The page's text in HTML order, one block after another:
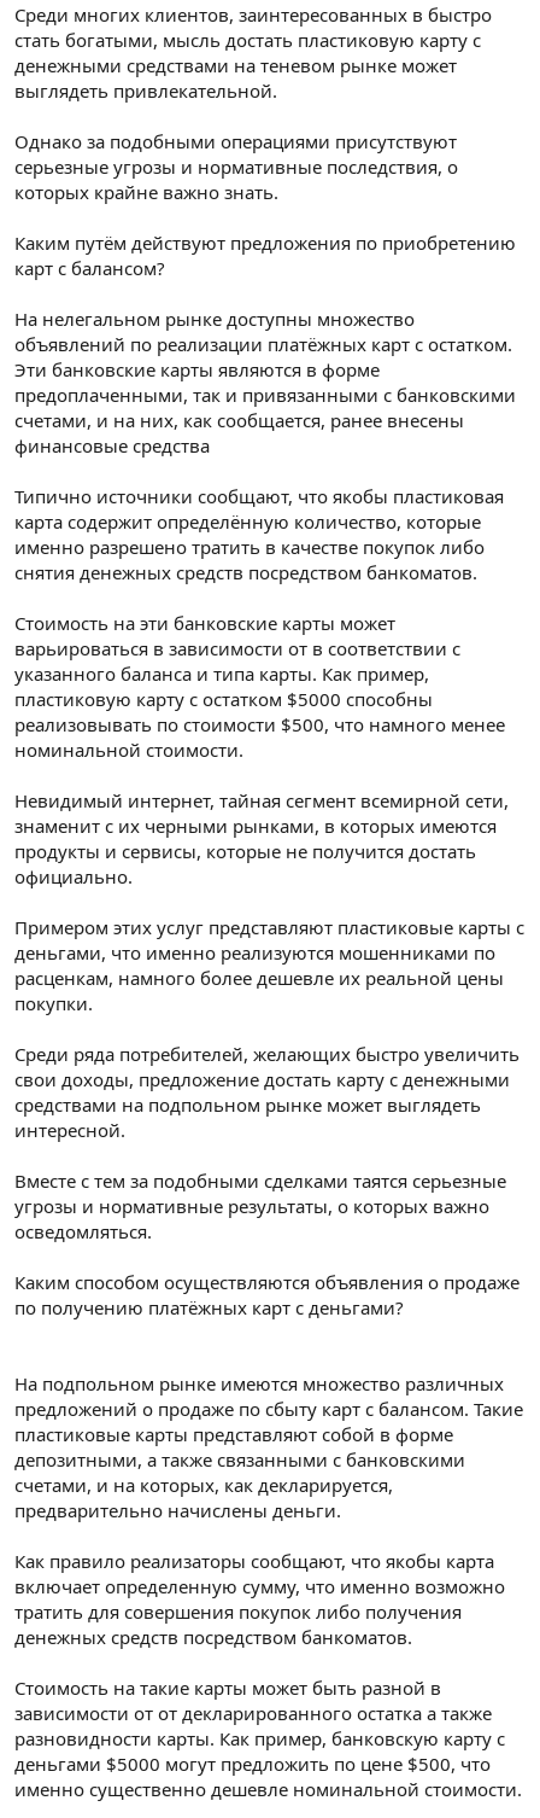
Среди многих клиентов, заинтересованных в быстро
стать богатыми, мысль достать пластиковую карту с
денежными средствами на теневом рынке может
выглядеть привлекательной.
Однако за подобными операциями присутствуют
серьезные угрозы и нормативные последствия, о
которых крайне важно знать.
Каким путём действуют предложения по приобретению
карт с балансом?
На нелегальном рынке доступны множество
объявлений по реализации платёжных карт с остатком.
Эти банковские карты являются в форме
предоплаченными, так и привязанными с банковскими
счетами, и на них, как сообщается, ранее внесены
финансовые средства
Типично источники сообщают, что якобы пластиковая
карта содержит определённую количество, которые
именно разрешено тратить в качестве покупок либо
снятия денежных средств посредством банкоматов.
Стоимость на эти банковские карты может
варьироваться в зависимости от в соответствии с
указанного баланса и типа карты. Как пример,
пластиковую карту с остатком $5000 способны
реализовывать по стоимости $500, что намного менее
номинальной стоимости.
Невидимый интернет, тайная сегмент всемирной сети,
знаменит с их черными рынками, в которых имеются
продукты и сервисы, которые не получится достать
официально.
Примером этих услуг представляют пластиковые карты с
деньгами, что именно реализуются мошенниками по
расценкам, намного более дешевле их реальной цены
покупки.
Среди ряда потребителей, желающих быстро увеличить
свои доходы, предложение достать карту с денежными
средствами на подпольном рынке может выглядеть
интересной.
Вместе с тем за подобными сделками таятся серьезные
угрозы и нормативные результаты, о которых важно
осведомляться.
Каким способом осуществляются объявления о продаже
по получению платёжных карт с деньгами?
На подпольном рынке имеются множество различных
предложений о продаже по сбыту карт с балансом. Такие
пластиковые карты представляют собой в форме
депозитными, а также связанными с банковскими
счетами, и на которых, как декларируется,
предварительно начислены деньги.
Как правило реализаторы сообщают, что якобы карта
включает определенную сумму, что именно возможно
тратить для совершения покупок либо получения
денежных средств посредством банкоматов.
Стоимость на такие карты может быть разной в
зависимости от от декларированного остатка а также
разновидности карты. Как пример, банковскую карту с
деньгами $5000 могут предложить по цене $500, что
именно существенно дешевле номинальной стоимости.